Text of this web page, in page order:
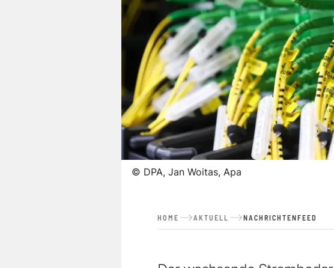
© DPA, Jan Woitas, Apa
HOME AKTUELL NACHRICHTENFEED